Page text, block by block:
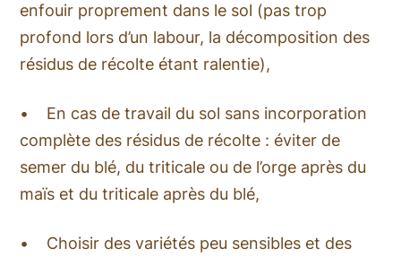
enfouir proprement dans le sol (pas trop
profond lors d’un labour, la décomposition des
résidus de récolte étant ralentie),
• En cas de travail du sol sans incorporation
complète des résidus de récolte : éviter de
semer du blé, du triticale ou de l’orge après du
maïs et du triticale après du blé,
• Choisir des variétés peu sensibles et des